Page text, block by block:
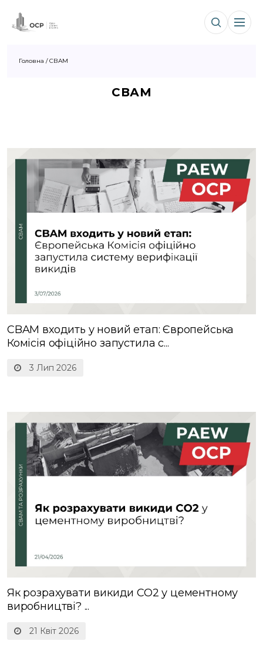
Головна /СВАМ
СВАМ
3 Лип 2026
CBAM входить у новий етап: Європейська
Комісія офіційно запустила с...
21 Квіт 2026
Як розрахувати викиди CO2​ у цементному
виробництві? ...